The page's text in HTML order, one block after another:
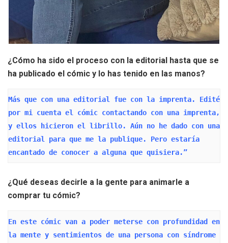
¿Cómo ha sido el proceso con la editorial hasta que se
ha publicado el cómic y lo has tenido en las manos?
Más que con una editorial fue con la imprenta. Edité
por mi cuenta el cómic contactando con una imprenta,
y ellos hicieron el librillo. Aún no he dado con una
editorial para que me la publique. Pero estaría
encantado de conocer a alguna que quisiera.”
¿Qué deseas decirle a la gente para animarle a
comprar tu cómic?
En este cómic van a poder meterse con profundidad en
la mente y sentimientos de una persona con síndrome